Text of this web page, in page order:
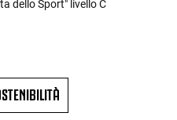
dello Sport" livello C